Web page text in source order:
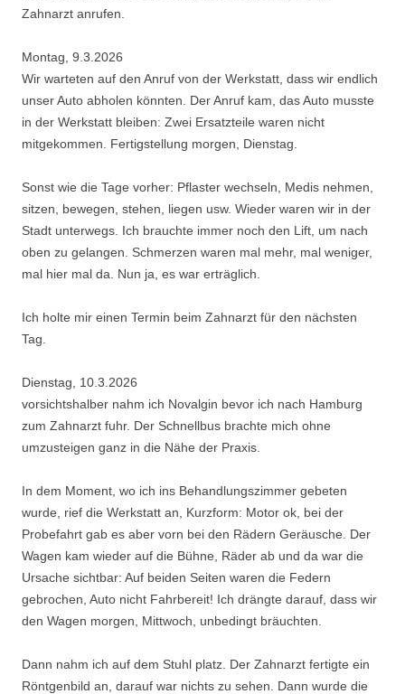
Zahnarzt anrufen.
Montag, 9.3.2026
Wir warteten auf den Anruf von der Werkstatt, dass wir endlich
unser Auto abholen könnten. Der Anruf kam, das Auto musste
in der Werkstatt bleiben: Zwei Ersatzteile waren nicht
mitgekommen. Fertigstellung morgen, Dienstag.
Sonst wie die Tage vorher: Pflaster wechseln, Medis nehmen,
sitzen, bewegen, stehen, liegen usw. Wieder waren wir in der
Stadt unterwegs. Ich brauchte immer noch den Lift, um nach
oben zu gelangen. Schmerzen waren mal mehr, mal weniger,
mal hier mal da. Nun ja, es war erträglich.
Ich holte mir einen Termin beim Zahnarzt für den nächsten
Tag.
Dienstag, 10.3.2026
vorsichtshalber nahm ich Novalgin bevor ich nach Hamburg
zum Zahnarzt fuhr. Der Schnellbus brachte mich ohne
umzusteigen ganz in die Nähe der Praxis.
In dem Moment, wo ich ins Behandlungszimmer gebeten
wurde, rief die Werkstatt an, Kurzform: Motor ok, bei der
Probefahrt gab es aber vorn bei den Rädern Geräusche. Der
Wagen kam wieder auf die Bühne, Räder ab und da war die
Ursache sichtbar: Auf beiden Seiten waren die Federn
gebrochen, Auto nicht Fahrbereit! Ich drängte darauf, dass wir
den Wagen morgen, Mittwoch, unbedingt bräuchten.
Dann nahm ich auf dem Stuhl platz. Der Zahnarzt fertigte ein
Röntgenbild an, darauf war nichts zu sehen. Dann wurde die